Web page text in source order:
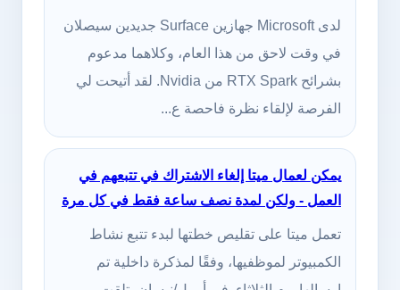
لدى Microsoft جهازين Surface جديدين سيصلان
في وقت لاحق من هذا العام، وكلاهما مدعوم
بشرائح RTX Spark من Nvidia. لقد أتيحت لي
الفرصة لإلقاء نظرة فاحصة ع...
يمكن لعمال ميتا إلغاء الاشتراك في تتبعهم في
العمل - ولكن لمدة نصف ساعة فقط في كل مرة
تعمل ميتا على تقليص خطتها لبدء تتبع نشاط
الكمبيوتر لموظفيها، وفقًا لمذكرة داخلية تم